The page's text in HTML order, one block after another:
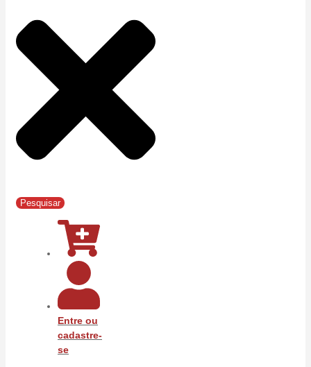
Pesquisar
Entre ou
cadastre-
se